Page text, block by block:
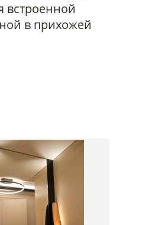
встроенной
в прихожей